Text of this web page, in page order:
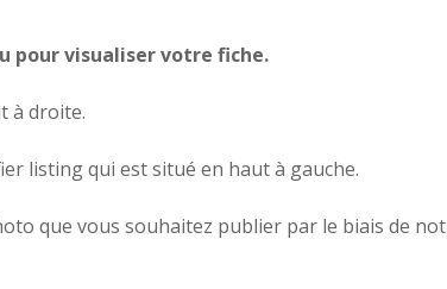
pour visualiser votre fiche.
à droite.
listing qui est situé en haut à gauche.
que vous souhaitez publier par le biais de